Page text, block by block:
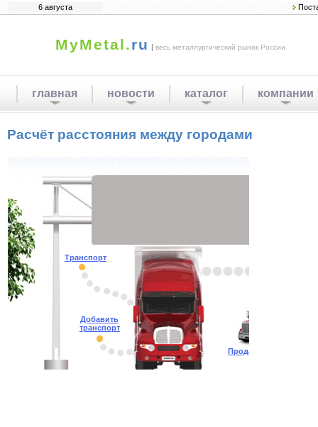
6 августа
MyMetal.ru | весь металлургический рынок России
главная новости каталог компании
Расчёт расстояния между городами